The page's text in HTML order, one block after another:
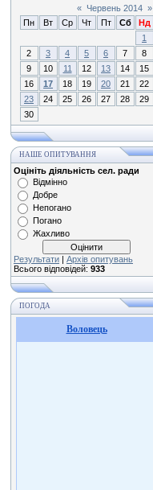
« Червень 2014 »
Пн
Вт Ср Чт Пт Сб
Нд
1
2
3 4 5 6 7
8
9
10 11 12 13 14
15
16
17 18 19 20 21
22
23
24 25 26 27 28
29
30
НАШЕ ОПИТУВАННЯ
Оцініть діяльність сел. ради
Відмінно
Добре
Непогано
Погано
Жахливо
Результати | Архів опитувань
Всього відповідей: 933
ПОГОДА
Воловець